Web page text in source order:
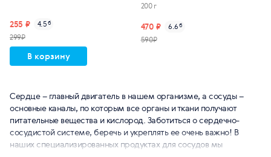
255 ₽ 4.5б
299₽
В корзину
200 г
470 ₽ 6.6б
590₽
Сердце – главный двигатель в нашем организме, а сосуды –
основные каналы, по которым все органы и ткани получают
питательные вещества и кислород. Заботиться о сердечно-
сосудистой системе, беречь и укреплять ее очень важно! В
наших специализированных продуктах для сосудов мы